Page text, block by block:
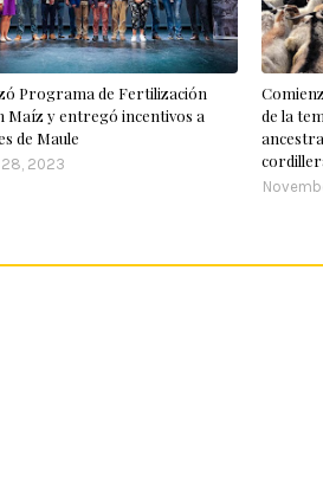
Programa de Fertilización
Maíz y entregó incentivos a
de Maule
2023
de la